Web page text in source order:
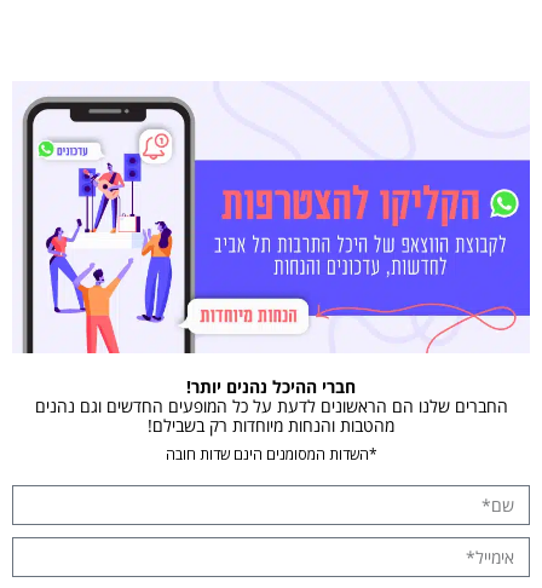
חברי ההיכל נהנים יותר!
החברים שלנו הם הראשונים לדעת על כל המופעים החדשים וגם נהנים
מהטבות והנחות מיוחדות רק בשבילם!
*השדות המסומנים הינם שדות חובה